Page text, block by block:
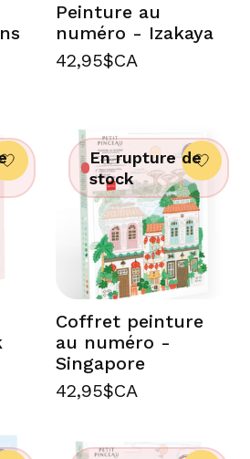
Peinture au
numéro - Izakaya
42,95$CA
En rupture de
stock
Coffret peinture
au numéro -
Singapore
42,95$CA